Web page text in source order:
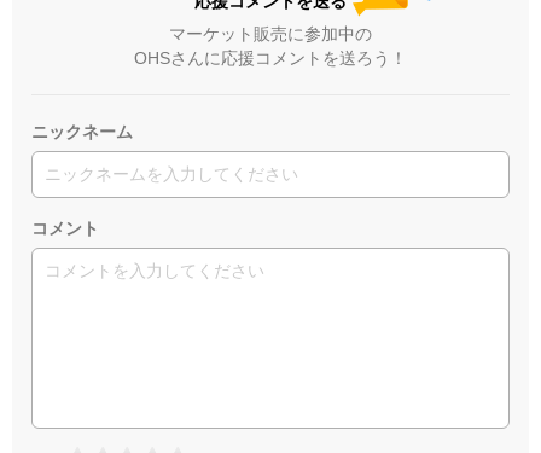
マーケット販売に参加中の
OHSさんに応援コメントを送ろう！
ニックネーム
コメント